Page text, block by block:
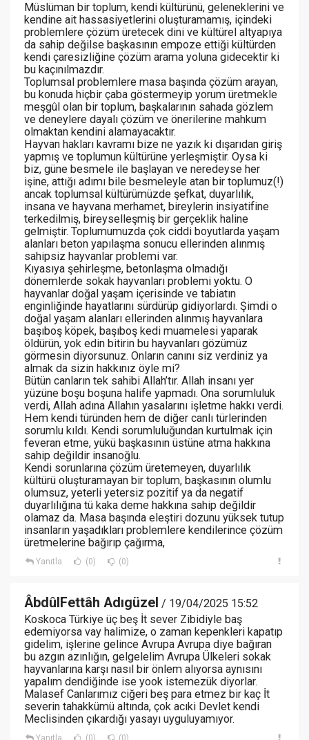
Müslüman bir toplum, kendi kültürünü, geleneklerini ve
kendine ait hassasiyetlerini oluşturamamış, içindeki
problemlere çözüm üretecek dini ve kültürel altyapıya
da sahip değilse başkasının empoze ettiği kültürden
kendi çaresizliğine çözüm arama yoluna gidecektir ki
bu kaçınılmazdır.
Toplumsal problemlere masa başında çözüm arayan,
bu konuda hiçbir çaba göstermeyip yorum üretmekle
meşgûl olan bir toplum, başkalarının sahada gözlem
ve deneylere dayalı çözüm ve önerilerine mahkum
olmaktan kendini alamayacaktır.
Hayvan hakları kavramı bize ne yazık ki dışarıdan giriş
yapmış ve toplumun kültürüne yerleşmiştir. Oysa ki
biz, güne besmele ile başlayan ve neredeyse her
işine, attığı adımı bile besmeleyle atan bir toplumuz(!)
ancak toplumsal kültürümüzde şefkat, duyarlılık,
insana ve hayvana merhamet, bireylerin insiyatifine
terkedilmiş, bireyselleşmiş bir gerçeklik haline
gelmiştir. Toplumumuzda çok ciddi boyutlarda yaşam
alanları beton yapılaşma sonucu ellerinden alınmış
sahipsiz hayvanlar problemi var.
Kıyasıya şehirleşme, betonlaşma olmadığı
dönemlerde sokak hayvanları problemi yoktu. O
hayvanlar doğal yaşam içerisinde ve tabiatın
enginliğinde hayatlarını sürdürüp gidiyorlardı. Şimdi o
doğal yaşam alanları ellerinden alınmış hayvanlara
başıboş köpek, başıboş kedi muamelesi yaparak
öldürün, yok edin bitirin bu hayvanları gözümüz
görmesin diyorsunuz. Onların canını siz verdiniz ya
almak da sizin hakkınız öyle mi?
Bütün canların tek sahibi Allah’tır. Allah insanı yer
yüzüne boşu boşuna halife yapmadı. Ona sorumluluk
verdi, Allah adına Allahın yasalarını işletme hakkı verdi.
Hem kendi türünden hem de diğer canlı türlerinden
sorumlu kıldı. Kendi sorumluluğundan kurtulmak için
feveran etme, yükü başkasının üstüne atma hakkına
sahip değildir insanoğlu.
Kendi sorunlarına çözüm üretemeyen, duyarlılık
kültürü oluşturamayan bir toplum, başkasının olumlu
olumsuz, yeterli yetersiz pozitif ya da negatif
duyarlılığına tü kaka deme hakkına sahip değildir
olamaz da. Masa başında eleştiri dozunu yüksek tutup
insanların yaşadıkları problemlere kendilerince çözüm
üretmelerine bağırıp çağırma,
Yanıtla (0) (0)
ÂbdûlFettâh Adıgüzel / 19/04/2025 15:52
Koskoca Türkiye üç beş İt sever Zibidiyle baş
edemiyorsa vay halimize, o zaman kepenkleri kapatıp
gidelim, işlerine gelince Avrupa Avrupa diye bağıran
bu azgın azınlığın, gelgelelim Avrupa Ülkeleri sokak
hayvanlarına karşı nasıl bir önlem alıyorsa aynısını
yapalım dendiğinde ise yook istemezük diyorlar.
Malasef Canlarımız ciğeri beş para etmez bir kaç İt
severin tahakkümü altında, çok acıki Devlet kendi
Meclisinden çıkardığı yasayı uyguluyamıyor.